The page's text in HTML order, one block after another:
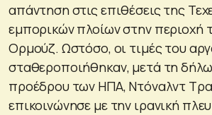
απάντηση στις επιθέσεις της
εμπορικών πλοίων στην περιοχή
Ορμούζ. Ωστόσο, οι τιμές του
σταθεροποιήθηκαν, μετά τη
προέδρου των ΗΠΑ, Ντόναλντ
επικοινώνησε με την ιρανική